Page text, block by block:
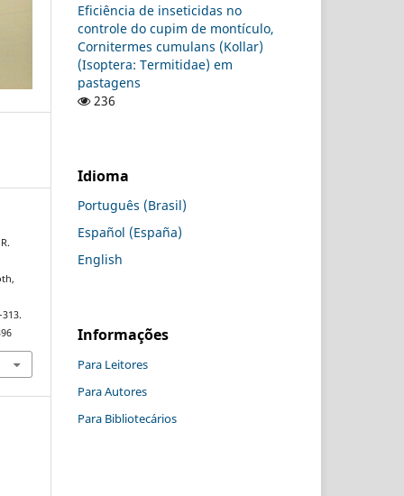
Eficiência de inseticidas no
controle do cupim de montículo,
Cornitermes cumulans (Kollar)
(Isoptera: Termitidae) em
pastagens
236
Idioma
Português (Brasil)
Español (España)
English
Informações
Para Leitores
Para Autores
Para Bibliotecários